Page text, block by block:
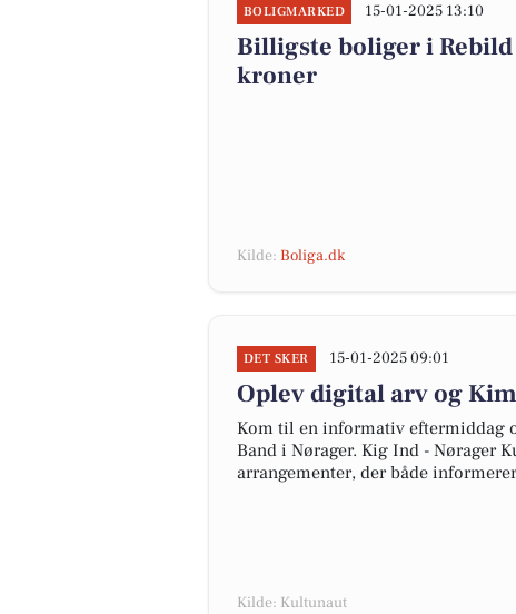
BOLIGMARKED 15-01-2025 13:10
Billigste boliger i
kroner
Kilde: Boliga.dk
DET SKER 15-01-2025 09:01
Oplev digital arv og
Kom til en informativ eftermiddag
Band i Nørager. Kig Ind - Nørager
arrangementer, der både
Kilde: Kultunaut